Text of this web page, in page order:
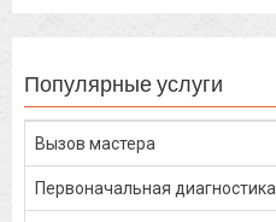
Популярные услуги
Вызов мастера
Первоначальная диагностика